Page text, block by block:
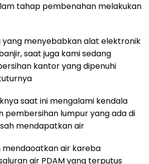
tahap pembenahan melakukan
yang menyebabkan alat elektronik
saat juga kami sedang
kantor yang dipenuhi
saat ini mengalami kendala
pembersihan lumpur yang ada di
mendapatkan air
mendaoatkan air kareba
air PDAM yang terputus